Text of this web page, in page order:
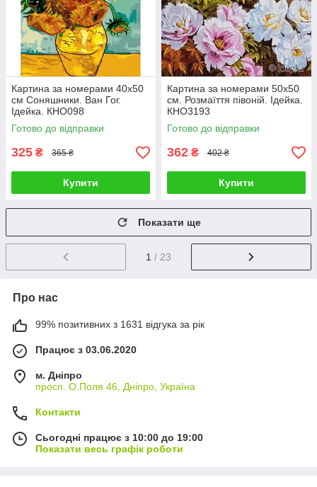
Картина за номерами 40х50
см Соняшники. Ван Гог.
Ідейка. КНО098
Готово до відправки
325 ₴ 365 ₴
Купити
Картина за номерами 50х50
см. Розмаїття півоній. Ідейка.
КНО3193
Готово до відправки
362 ₴ 402 ₴
Купити
Показати ще
1 / 23
Про нас
99% позитивних з 1631 відгука за рік
Працює з 03.06.2020
м. Дніпро
просп. О.Поля 46, Дніпро, Україна
Контакти
Сьогодні працює з 10:00 до 19:00
Показати весь графік роботи